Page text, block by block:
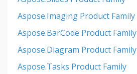
Aspose.Imaging Product Family
Aspose.BarCode Product Family
Aspose.Diagram Product Family
Aspose.Tasks Product Family